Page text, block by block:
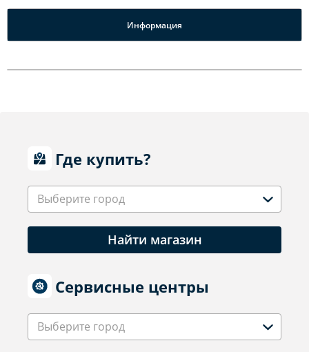
Информация
Где купить?
Выберите город
Найти магазин
Сервисные центры
Выберите город